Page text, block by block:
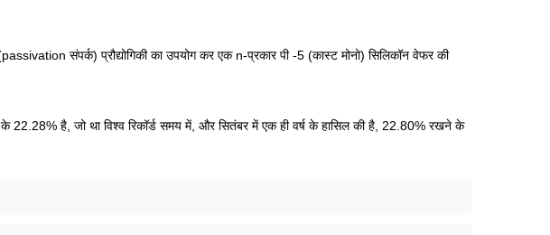
संपर्क) प्रौद्योगिकी का उपयोग कर एक n-प्रकार पी -5 (कास्ट मोनो) सिलिकॉन वेफर की
22.28% है, जो था विश्व रिकॉर्ड समय में, और सितंबर में एक ही वर्ष के हासिल की है, 22.80% रखने के